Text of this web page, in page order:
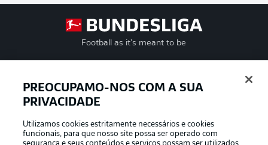
Football as it’s meant to be
APLICATIVO DA BUNDESLIGA
PREOCUPAMO-NOS COM A SUA
PRIVACIDADE
Utilizamos cookies estritamente necessários e cookies
funcionais, para que nosso site possa ser operado com